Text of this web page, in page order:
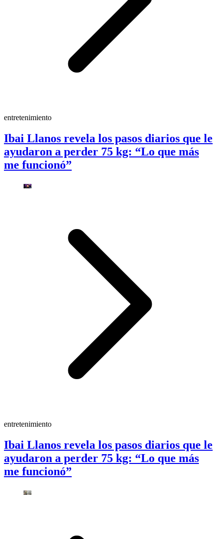
entretenimiento
Ibai Llanos revela los pasos diarios que le
ayudaron a perder 75 kg: “Lo que más
me funcionó”
entretenimiento
Ibai Llanos revela los pasos diarios que le
ayudaron a perder 75 kg: “Lo que más
me funcionó”